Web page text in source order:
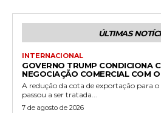
ÚLTIMAS
INTERNACIONAL
GOVERNO TRUMP CONDICIONA
NEGOCIAÇÃO COMERCIAL COM
A redução da cota de exportação para
passou a ser tratada...
7 de agosto de 2026